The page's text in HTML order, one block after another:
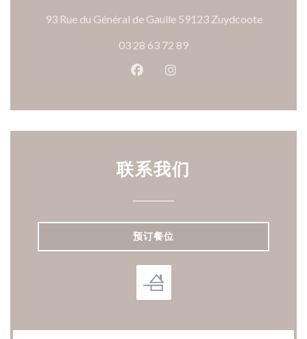
93 Rue du Général de Gaulle 59123 Zuydcoote((在新窗
03 28 63 72 89
Facebook ((在新窗口中打开))
Instagram ((在新窗口中
联系我们
预订餐位